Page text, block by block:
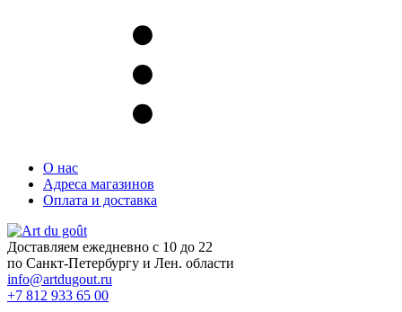
О нас
Адреса магазинов
Оплата и доставка
Доставляем ежедневно с 10 до 22
по Санкт-Петербургу и Лен. области
info@artdugout.ru
+7 812 933 65 00